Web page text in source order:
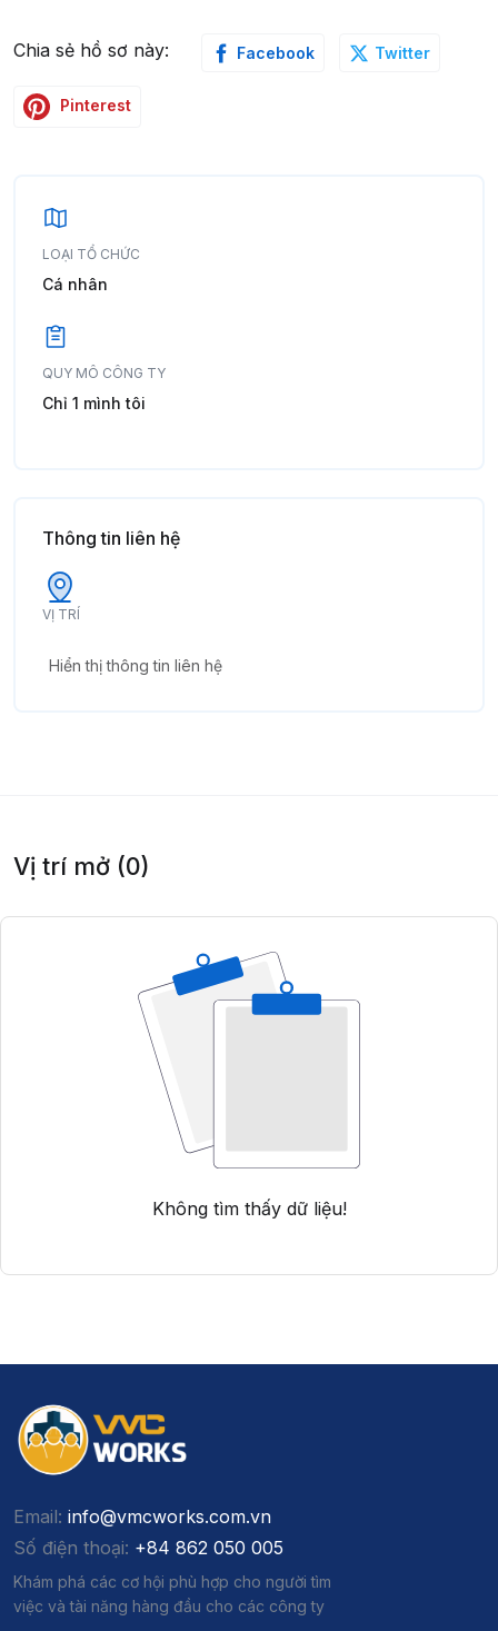
Chia sẻ hồ sơ này: Facebook Twitter
Pinterest
LOẠI TỔ CHỨC
Cá nhân
QUY MÔ CÔNG TY
Chỉ 1 mình tôi
Thông tin liên hệ
VỊ TRÍ
Hiển thị thông tin liên hệ
Vị trí mở (0)
Không tìm thấy dữ liệu!
Email: info@vmcworks.com.vn
Số điện thoại: +84 862 050 005
Khám phá các cơ hội phù hợp cho người tìm
việc và tài năng hàng đầu cho các công ty